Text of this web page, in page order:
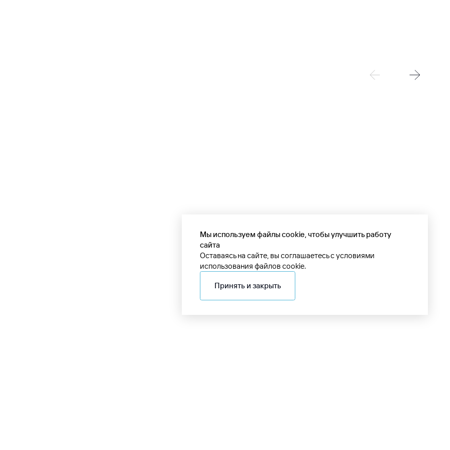
Мы используем файлы cookie, чтобы улучшить работу
сайта
Оставаясь на сайте, вы соглашаетесь с условиями
использования файлов cookie.
Принять и закрыть